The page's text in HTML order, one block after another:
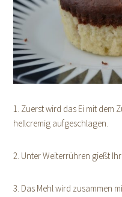
1. Zuerst wird das Ei mit dem
hellcremig aufgeschlagen.
2. Unter Weiterrühren gießt
3. Das Mehl wird zusammen